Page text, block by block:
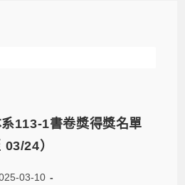
113-1書卷獎得獎名單
24）
03-10